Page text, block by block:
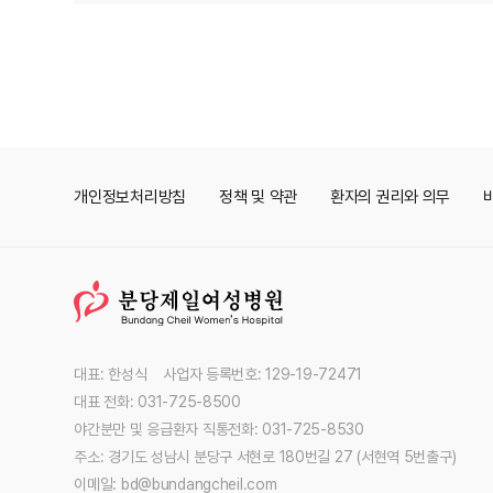
개인정보처리방침 정책 및 약관 환자의 권리와 의무
대표: 한성식 사업자 등록번호: 129-19-72471
대표 전화: 031-725-8500
야간분만 및 응급환자 직통전화: 031-725-8530
주소: 경기도 성남시 분당구 서현로 180번길 27 (서현역 5번출구)
이메일: bd@bundangcheil.com